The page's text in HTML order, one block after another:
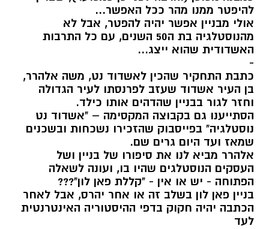
להיפטר ממנו מהר ככל האפשר...
אולי מבניין אפשר יהיה להפטר, אבל לא
מהנוסטלגיה בת ה50 השנים, עם כל התרבות
האשדודית שהוא ייצג...
-
כתבת התחקיר שהכין לאשדוד נט, משה אלהרר,
בן העיר אשדוד שעזב לפרנסתו לעיר הגדולה
וחזר לגור בבניין שהדהים אותו כילד.
הסתייענו גם בקבוצה המקסימה – "אשדוד נט
נוסטלגיה" בפייסבוק שהזכירו נשכחות ובשכנים
שמאז ועד היום גרים שם.
אלהרר מביא לנו את סיפורו של בניין ושל
העסקים הנוסטלגים שהיו בו, ועונה לשאלה
הפתוחה - יש או אין - "קללת פאן לון"???
בניין פאן לון בשלב זה או אחר יהרס, אבל לאחר
הכתבה יהיה חקוק בדפי ההיסטוריה האינטרנטית
לעד